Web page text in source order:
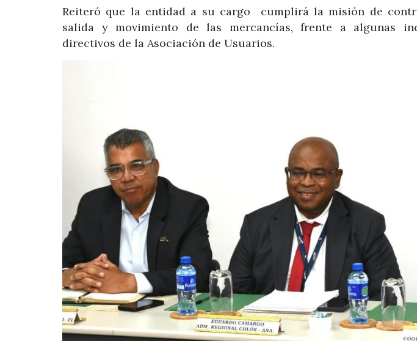
Reiteró que la entidad a su cargo cumplirá la misión de
salida y movimiento de las mercancías, frente a algunas
directivos de la Asociación de Usuarios.